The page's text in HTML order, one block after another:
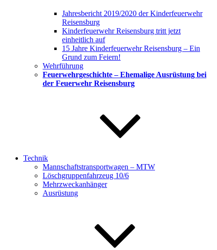
Jahresbericht 2019/2020 der Kinderfeuerwehr
Reisensburg
Kinderfeuerwehr Reisensburg tritt jetzt
einheitlich auf
15 Jahre Kinderfeuerwehr Reisensburg – Ein
Grund zum Feiern!
Wehrführung
Feuerwehrgeschichte – Ehemalige Ausrüstung bei
der Feuerwehr Reisensburg
Technik
Mannschaftstransportwagen – MTW
Löschgruppenfahrzeug 10/6
Mehrzweckanhänger
Ausrüstung